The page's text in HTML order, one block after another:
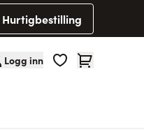
Hurtigbestilling
Logg inn Cart